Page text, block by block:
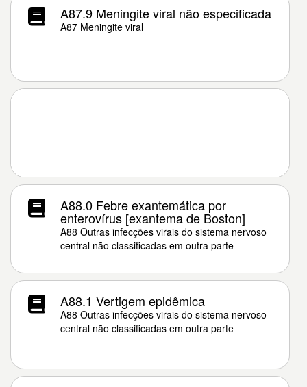
A87.9 Meningite viral não especificada
A87 Meningite viral
A88.0 Febre exantemática por
enterovírus [exantema de Boston]
A88 Outras infecções virais do sistema nervoso
central não classificadas em outra parte
A88.1 Vertigem epidêmica
A88 Outras infecções virais do sistema nervoso
central não classificadas em outra parte